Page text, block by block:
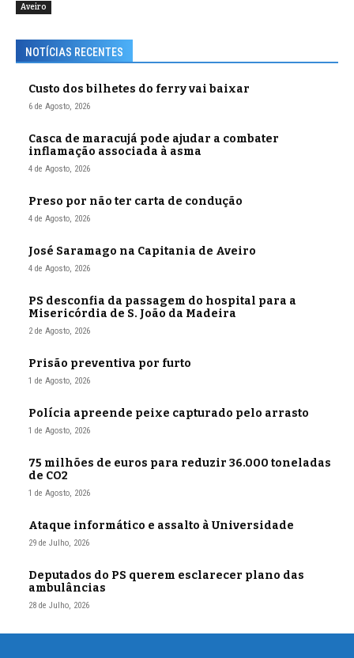
Aveiro
NOTÍCIAS RECENTES
Custo dos bilhetes do ferry vai baixar
6 de Agosto, 2026
Casca de maracujá pode ajudar a combater
inflamação associada à asma
4 de Agosto, 2026
Preso por não ter carta de condução
4 de Agosto, 2026
José Saramago na Capitania de Aveiro
4 de Agosto, 2026
PS desconfia da passagem do hospital para a
Misericórdia de S. João da Madeira
2 de Agosto, 2026
Prisão preventiva por furto
1 de Agosto, 2026
Polícia apreende peixe capturado pelo arrasto
1 de Agosto, 2026
75 milhões de euros para reduzir 36.000 toneladas
de CO2
1 de Agosto, 2026
Ataque informático e assalto à Universidade
29 de Julho, 2026
Deputados do PS querem esclarecer plano das
ambulâncias
28 de Julho, 2026